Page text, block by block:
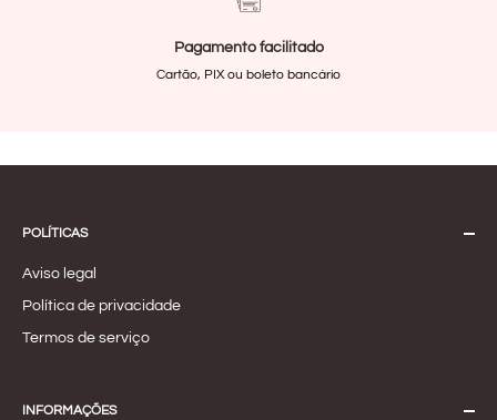
Pagamento facilitado
Cartão, PIX ou boleto bancário
POLÍTICAS
Aviso legal
Política de privacidade
Termos de serviço
INFORMAÇÕES